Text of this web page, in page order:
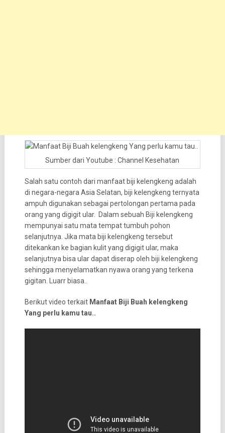
Sumber dari Youtube : Channel Kesehatan
Salah satu contoh dari manfaat biji kelengkeng adalah
di negara-negara Asia Selatan, biji kelengkeng ternyata
ampuh digunakan sebagai pertolongan pertama pada
orang yang digigit ular. Dalam sebuah Biji kelengkeng
mempunyai satu mata tempat tumbuh pohon
selanjutnya. Jika mata biji kelengkeng tersebut
ditekankan ke bagian kulit yang digigit ular, maka
selanjutnya bisa ular dapat diserap oleh biji kelengkeng
sehingga menyelamatkan nyawa orang yang terkena
gigitan. Luarr biasa..
Berikut video terkait Manfaat Biji Buah kelengkeng
Yang perlu kamu tau..